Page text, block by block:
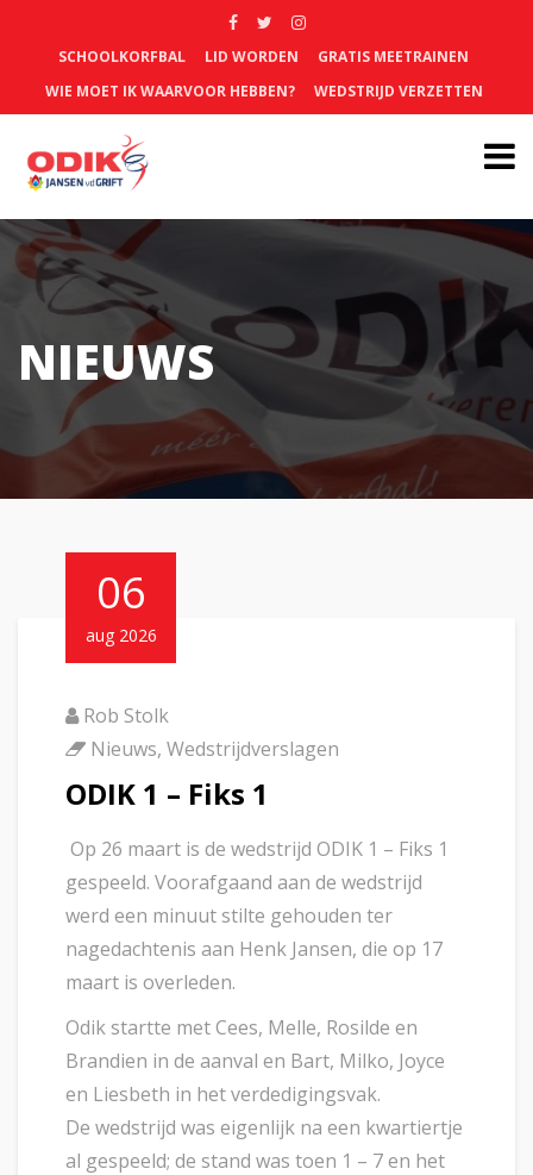
SCHOOLKORFBAL LID WORDEN
GRATIS MEETRAINEN
WIE MOET IK WAARVOOR HEBBEN?
WEDSTRIJD VERZETTEN
NIEUWS
06
aug 2026
Rob Stolk
Nieuws, Wedstrijdverslagen
ODIK 1 – Fiks 1
Op 26 maart is de wedstrijd ODIK 1 – Fiks 1
gespeeld. Voorafgaand aan de wedstrijd
werd een minuut stilte gehouden ter
nagedachtenis aan Henk Jansen, die op 17
maart is overleden.
Odik startte met Cees, Melle, Rosilde en
Brandien in de aanval en Bart, Milko, Joyce
en Liesbeth in het verdedigingsvak.
De wedstrijd was eigenlijk na een kwartiertje
al gespeeld; de stand was toen 1 – 7 en het